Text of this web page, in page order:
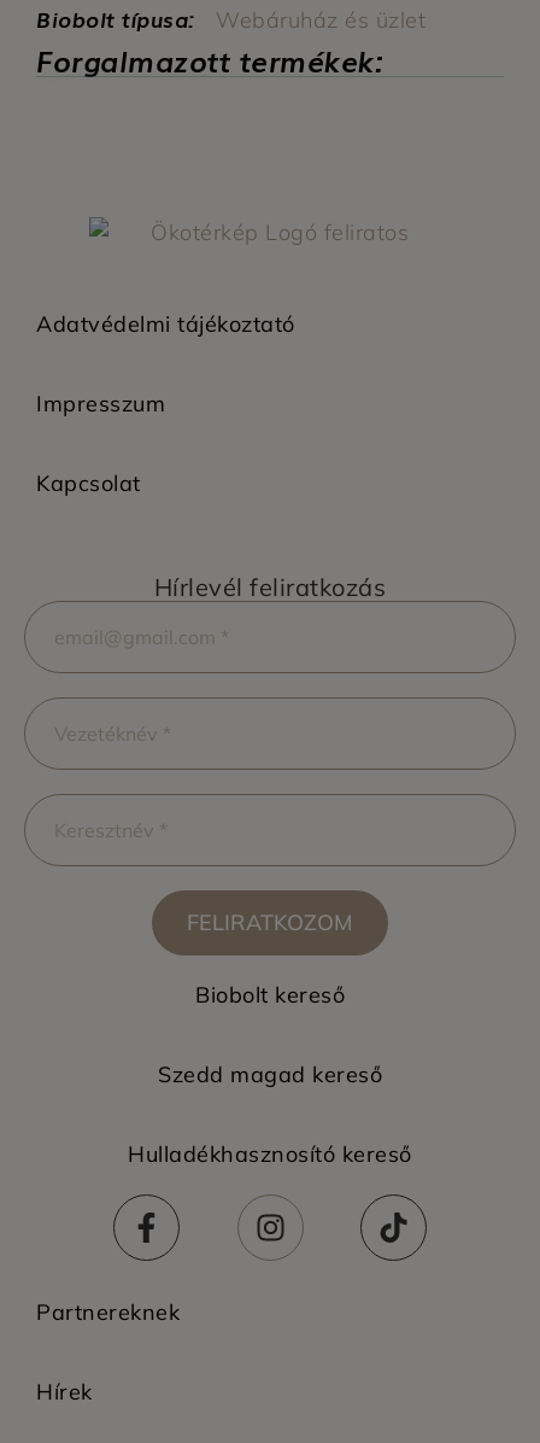
Biobolt típusa: Webáruház és üzlet
Forgalmazott termékek:
Adatvédelmi tájékoztató
Impresszum
Kapcsolat
Hírlevél feliratkozás
FELIRATKOZOM
Biobolt kereső
Szedd magad kereső
Hulladékhasznosító kereső
Partnereknek
Hírek